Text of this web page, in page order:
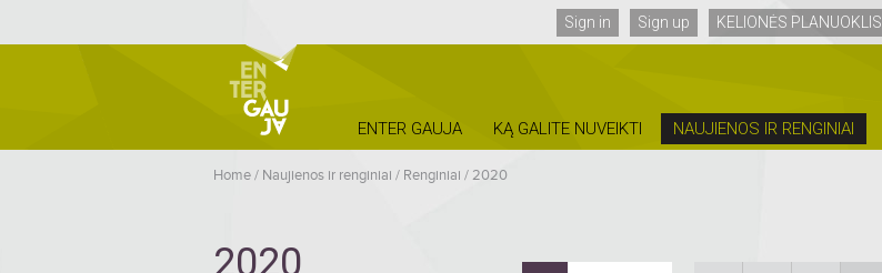
Sign in Sign up KELIONĖS PLANUOKLIS
ENTER GAUJA KĄ GALITE NUVEIKTI NAUJIENOS IR RENGINIAI
Home/ Naujienos ir renginiai / Renginiai /2020
2020